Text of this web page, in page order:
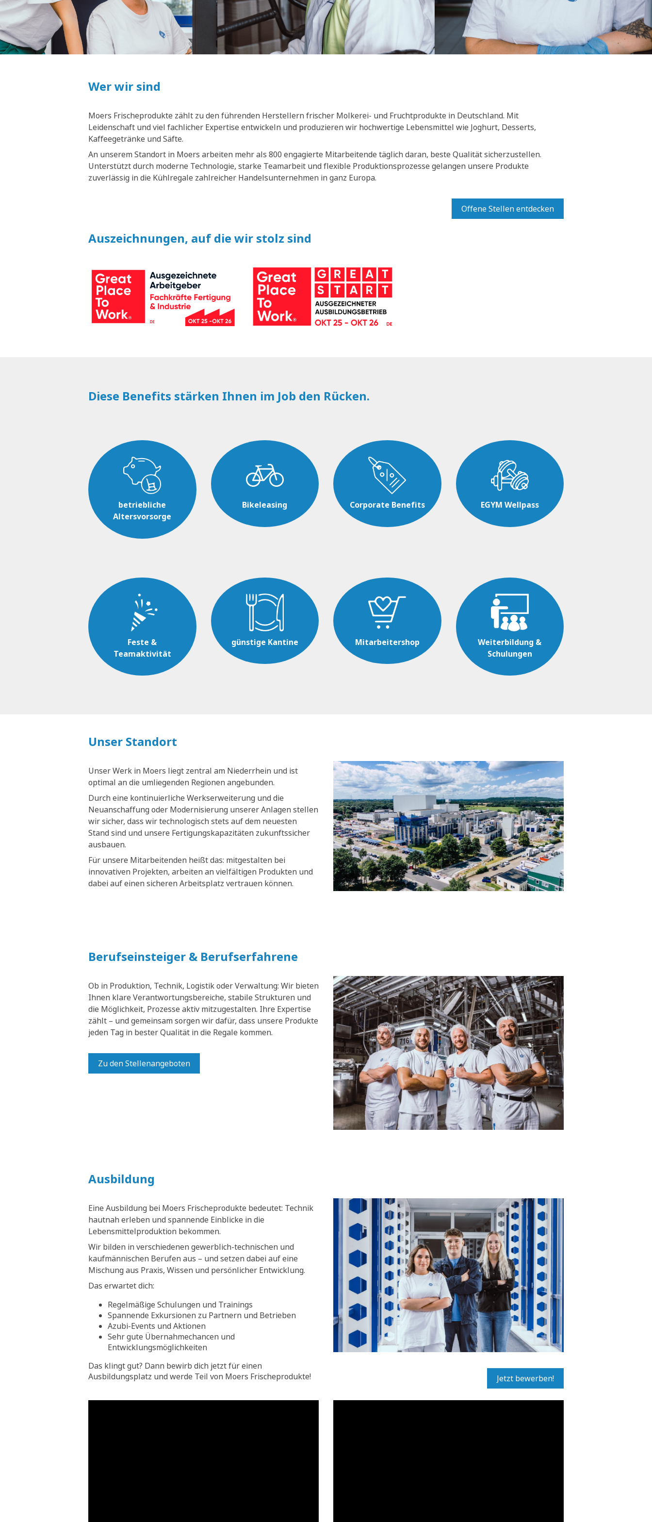
Wer wir sind
Moers Frischeprodukte zählt zu den führenden Herstellern frischer Molkerei- und Fruchtprodukte in Deutschland. Mit
Leidenschaft und viel fachlicher Expertise entwickeln und produzieren wir hochwertige Lebensmittel wie Joghurt, Desserts,
Kaffeegetränke und Säfte.
An unserem Standort in Moers arbeiten mehr als 800 engagierte Mitarbeitende täglich daran, beste Qualität sicherzustellen.
Unterstützt durch moderne Technologie, starke Teamarbeit und flexible Produktionsprozesse gelangen unsere Produkte
zuverlässig in die Kühlregale zahlreicher Handelsunternehmen in ganz Europa.
Offene Stellen entdecken
Auszeichnungen, auf die wir stolz sind
Diese Benefits stärken Ihnen im Job den Rücken.
betriebliche
Altersvorsorge
Bikeleasing Corporate Benefits EGYM Wellpass
Feste &
Teamaktivität
günstige Kantine Mitarbeitershop
Weiterbildung &
Schulungen
Unser Standort
Unser Werk in Moers liegt zentral am Niederrhein und ist
optimal an die umliegenden Regionen angebunden.
Durch eine kontinuierliche Werkserweiterung und die
Neuanschaffung oder Modernisierung unserer Anlagen stellen
wir sicher, dass wir technologisch stets auf dem neuesten
Stand sind und unsere Fertigungskapazitäten zukunftssicher
ausbauen.
Für unsere Mitarbeitenden heißt das: mitgestalten bei
innovativen Projekten, arbeiten an vielfältigen Produkten und
dabei auf einen sicheren Arbeitsplatz vertrauen können.
Berufseinsteiger & Berufserfahrene
Ob in Produktion, Technik, Logistik oder Verwaltung: Wir bieten
Ihnen klare Verantwortungsbereiche, stabile Strukturen und
die Möglichkeit, Prozesse aktiv mitzugestalten. Ihre Expertise
zählt – und gemeinsam sorgen wir dafür, dass unsere Produkte
jeden Tag in bester Qualität in die Regale kommen.
Zu den Stellenangeboten
Ausbildung
Eine Ausbildung bei Moers Frischeprodukte bedeutet: Technik
hautnah erleben und spannende Einblicke in die
Lebensmittelproduktion bekommen.
Wir bilden in verschiedenen gewerblich-technischen und
kaufmännischen Berufen aus – und setzen dabei auf eine
Mischung aus Praxis, Wissen und persönlicher Entwicklung.
Das erwartet dich:
Regelmäßige Schulungen und Trainings
Spannende Exkursionen zu Partnern und Betrieben
Azubi-Events und Aktionen
Sehr gute Übernahmechancen und
Entwicklungsmöglichkeiten
Das klingt gut? Dann bewirb dich jetzt für einen
Ausbildungsplatz und werde Teil von Moers Frischeprodukte!
Jetzt bewerben!